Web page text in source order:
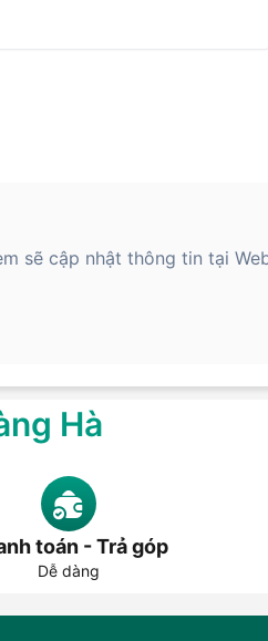
sẽ cập nhật thông tin tại
Hà
toán - Trả góp
Dễ dàng